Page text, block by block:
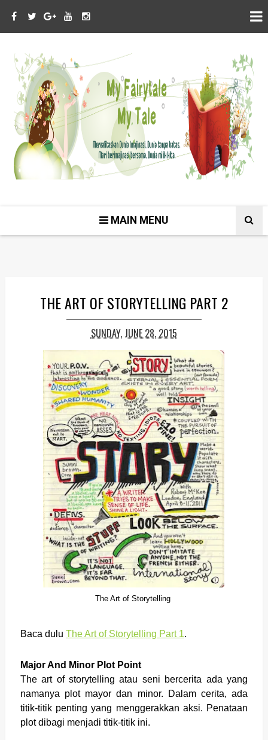
MAIN MENU
THE ART OF STORYTELLING PART 2
SUNDAY, JUNE 28, 2015
The Art of Storytelling
Baca dulu The Art of Storytelling Part 1.
Major And Minor Plot Point
The art of storytelling atau seni bercerita ada yang
namanya plot mayor dan minor.
Dalam cerita, ada
titik-titik penting yang menggerakkan aksi. Penataan
plot dibagi menjadi titik-titik ini.